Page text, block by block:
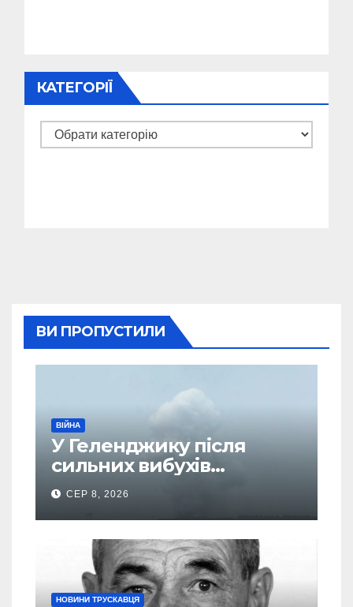
КАТЕГОРІЇ
Категорії
ВИ ПРОПУСТИЛИ
ВІЙНА
У Геленджику після
сильних вибухів
почалася масова
евакуація
СЕР 8, 2026
НОВИНИ ТРУСКАВЦЯ